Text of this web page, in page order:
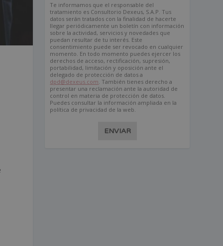
Te informamos que el responsable del
tratamiento es Consultorio Dexeus, S.A.P. Tus
datos serán tratados con la finalidad de hacerte
llegar periódicamente un boletín con información
sobre la actividad, servicios y novedades que
puedan resultar de tu interés. Este
consentimiento puede ser revocado en cualquier
momento. En todo momento puedes ejercer los
derechos de acceso, rectificación, supresión,
portabilidad, limitación y oposición ante el
delegado de protección de datos a
dpd@dexeus.com . También tienes derecho a
presentar una reclamación ante la autoridad de
control en materia de protección de datos.
Puedes consultar la información ampliada en la
política de privacidad de la web.
ENVIAR